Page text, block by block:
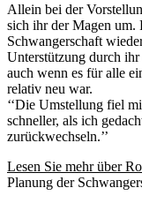
Allein bei der
sich ihr der Magen um.
Schwangerschaft
Unterstützung durch
auch wenn es für alle
relativ neu war.
‘‘Die Umstellung fiel
schneller, als ich
zurückwechseln.’’
Lesen Sie mehr über
Planung der